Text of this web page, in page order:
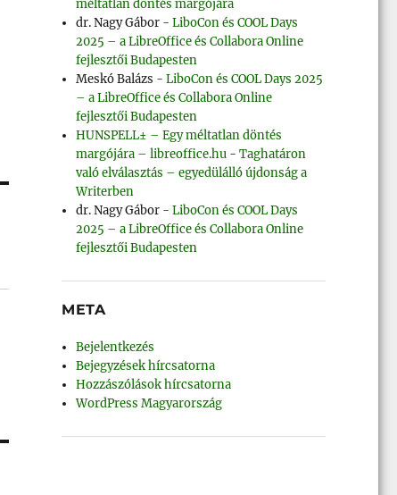
méltatlan döntés margójára
dr. Nagy Gábor -LiboCon és COOL Days
2025 – a LibreOffice és Collabora Online
fejlesztői Budapesten
Meskó Balázs -LiboCon és COOL Days 2025
– a LibreOffice és Collabora Online
fejlesztői Budapesten
HUNSPELL± – Egy méltatlan döntés
margójára – libreoffice.hu -Taghatáron
való elválasztás – egyedülálló újdonság a
Writerben
dr. Nagy Gábor -LiboCon és COOL Days
2025 – a LibreOffice és Collabora Online
fejlesztői Budapesten
META
Bejelentkezés
Bejegyzések hírcsatorna
Hozzászólások hírcsatorna
WordPress Magyarország